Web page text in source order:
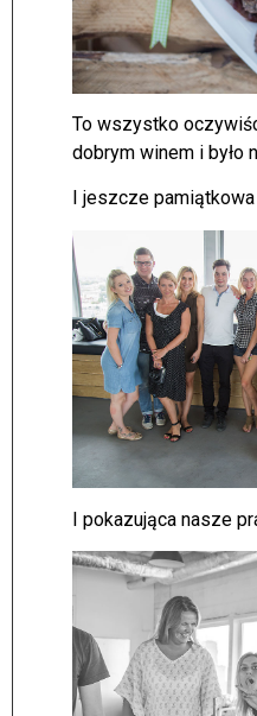
To wszystko
dobrym winem i było
I jeszcze
I pokazująca nasze